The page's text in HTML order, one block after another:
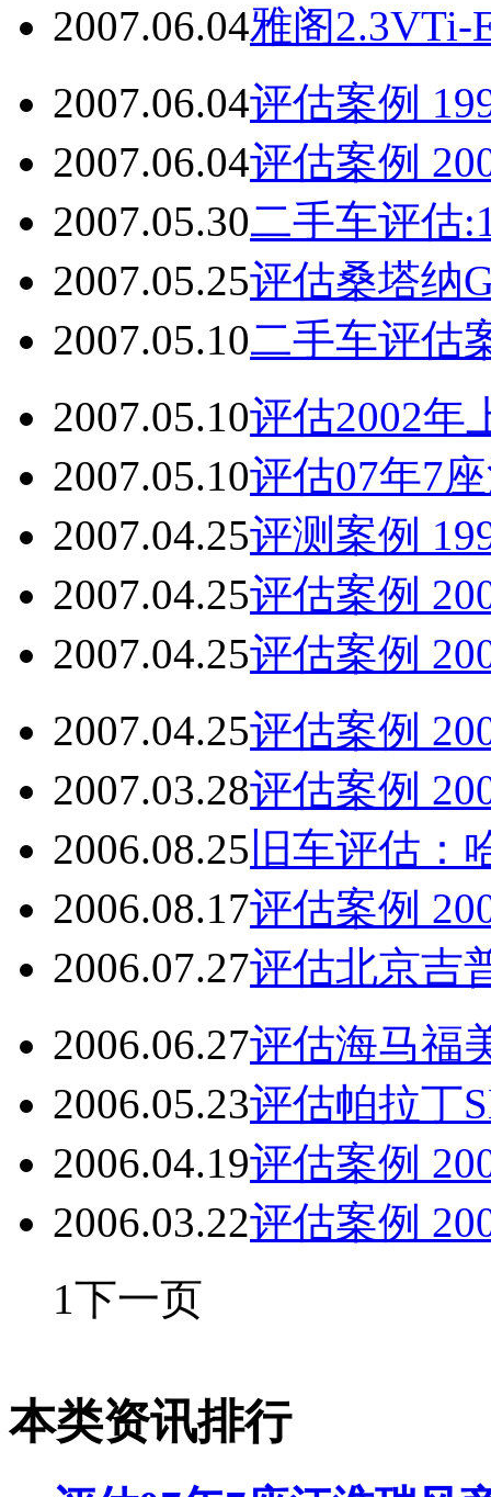
2007.06.04雅阁2.3VTi-
2007.06.04评估案例
2007.06.04评估案例
2007.05.30二手车评估
2007.05.25评估桑塔纳
2007.05.10二手车评估
2007.05.10评估2002年
2007.05.10评估07年7
2007.04.25评测案例
2007.04.25评估案例
2007.04.25评估案例
2007.04.25评估案例
2007.03.28评估案例
2006.08.25 旧车评估：
2006.08.17评估案例
2006.07.27评估北京吉
2006.06.27评估海马福
2006.05.23评估帕拉丁
2006.04.19评估案例
2006.03.22评估案例
1下一页
本类资讯排行